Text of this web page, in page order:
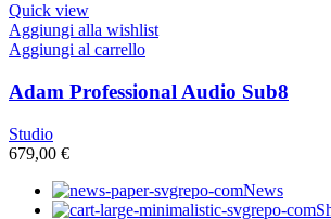
Quick view
Aggiungi alla wishlist
Aggiungi al carrello
Adam Professional Audio Sub8
Studio
679,00 €
News